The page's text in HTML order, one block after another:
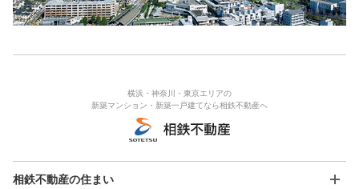
横浜・神奈川・東京エリアの
新築マンション・新築一戸建てなら相鉄不動産へ
相鉄不動産の住まい